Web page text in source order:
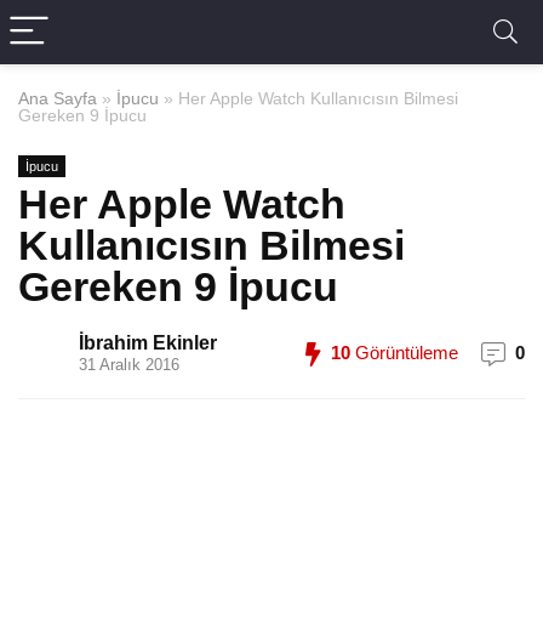
Ana Sayfa » İpucu » Her Apple Watch Kullanıcısın Bilmesi
Gereken 9 İpucu
İpucu
Her Apple Watch
Kullanıcısın Bilmesi
Gereken 9 İpucu
İbrahim Ekinler
31 Aralık 2016
10 Görüntüleme 0